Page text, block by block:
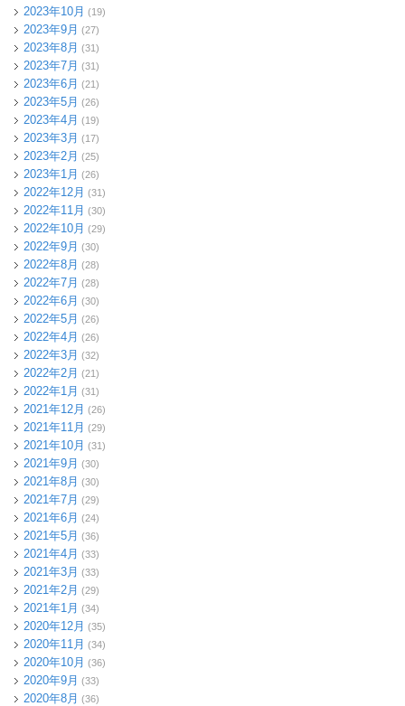
2023年10月 (19)
2023年9月 (27)
2023年8月 (31)
2023年7月 (31)
2023年6月 (21)
2023年5月 (26)
2023年4月 (19)
2023年3月 (17)
2023年2月 (25)
2023年1月 (26)
2022年12月 (31)
2022年11月 (30)
2022年10月 (29)
2022年9月 (30)
2022年8月 (28)
2022年7月 (28)
2022年6月 (30)
2022年5月 (26)
2022年4月 (26)
2022年3月 (32)
2022年2月 (21)
2022年1月 (31)
2021年12月 (26)
2021年11月 (29)
2021年10月 (31)
2021年9月 (30)
2021年8月 (30)
2021年7月 (29)
2021年6月 (24)
2021年5月 (36)
2021年4月 (33)
2021年3月 (33)
2021年2月 (29)
2021年1月 (34)
2020年12月 (35)
2020年11月 (34)
2020年10月 (36)
2020年9月 (33)
2020年8月 (36)